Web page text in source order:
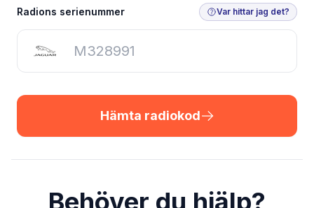
Hämta radiokod
Radions serienummer Var hittar jag det?
Hämta radiokod
Behöver du hjälp?